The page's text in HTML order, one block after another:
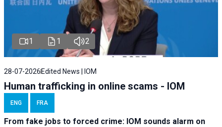
1 1 2
28-07-2026 Edited News | IOM
Human trafficking in online scams - IOM
ENG FRA
From fake jobs to forced crime: IOM sounds alarm on